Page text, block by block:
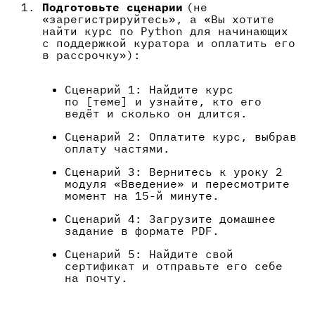
Подготовьте сценарии (не
«зарегистрируйтесь», а «Вы хотите
найти курс по Python для начинающих
с поддержкой куратора и оплатить его
в рассрочку»):
Сценарий 1: Найдите курс
по [теме] и узнайте, кто его
ведёт и сколько он длится.
Сценарий 2: Оплатите курс, выбрав
оплату частями.
Сценарий 3: Вернитесь к уроку 2
модуля «Введение» и пересмотрите
момент на 15-й минуте.
Сценарий 4: Загрузите домашнее
задание в формате PDF.
Сценарий 5: Найдите свой
сертификат и отправьте его себе
на почту.